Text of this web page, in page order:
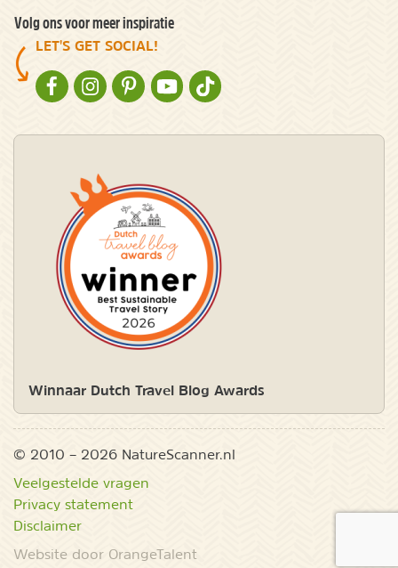
Volg ons voor meer inspiratie
LET'S GET SOCIAL!
NATURESCANNER OP FACEBOOK
NATURESCANNER OP INSTAGRAM
NATURESCANNER OP PINTEREST
NATURESCANNER OP YOUTUBE
NATURESCANNER OP TIKTOK
Winnaar Dutch Travel Blog Awards
© 2010 – 2026 NatureScanner.nl
Veelgestelde vragen
Privacy statement
Disclaimer
Website door OrangeTalent